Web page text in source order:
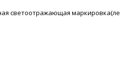
светоотражающая